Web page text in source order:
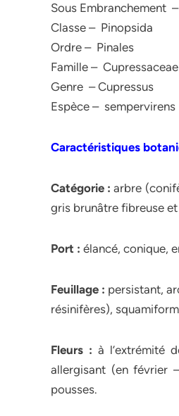
Sous Embranchement
Classe – Pinopsida
Ordre – Pinales
Famille – Cupressaceae
Genre – Cupressus
Espèce – sempervirens
Caractéristiques
Catégorie : arbre
gris brunâtre fibreuse
Port : élancé, conique,
Feuillage : persistant,
résinifères),
Fleurs : à l’extrémité
allergisant (en février
pousses.